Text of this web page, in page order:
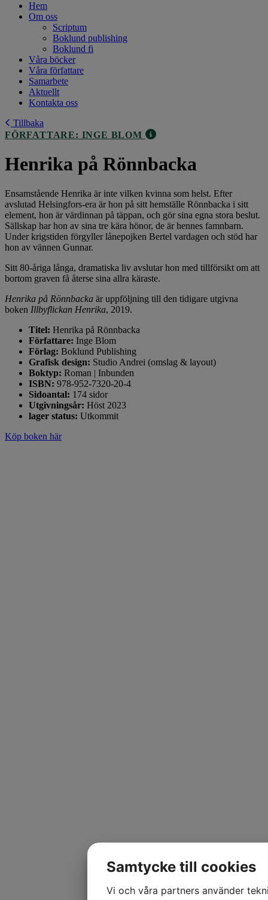
Hem
Om oss
Scriptum
Boklund publishing
Boklund fi
Våra böcker
Våra författare
Samarbete
Aktuellt
Kontakta oss
Tillbaka
FÖRFATTARE: INGE BLOM
Henrika på Rönnbacka
Ensamstående Henrika är inte vilken kvinna som helst. Efter
avslutad Helsingfors-era är hon på sitt hemställe Rönnbacka i sitt
element, hon är värdinnan på täppan, och gör sina egna stora beslut.
Sällskap har hon av sina tre kära hönor, de är hennes famnbarn.
Under krigstiden förgyller lånepojken Bertel vardagen och stöd har
hon av vännen Gunnar.
Sitt 80-åriga långa, dramatiska liv avslutar hon med tillförsikt om att
bortom graven få återse sina allra käraste.
Henrika på Rönnbacka är uppföljning till den tidigare utgivna
boken Illbyflickan Henrika, 2019.
Titel: Henrika på Rönnbacka
Författare: Inge Blom
Förlag: Boklund Publishing
Grafisk design: Studio Andrei (omslag & layout)
Boktyp: Roman | Inbunden
ISBN: 978-952-7320-20-4
Sidoantal: 174 sidor
Utgivningsår: Höst 2023
lager status: Utkommit
Köp boken här
Samtycke till cookies
Vi och våra partners använder